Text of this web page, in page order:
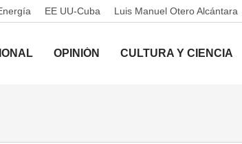
EE UU-Cuba Luis Manuel Otero Alcántara
OPINIÓN CULTURA Y CIENCIA